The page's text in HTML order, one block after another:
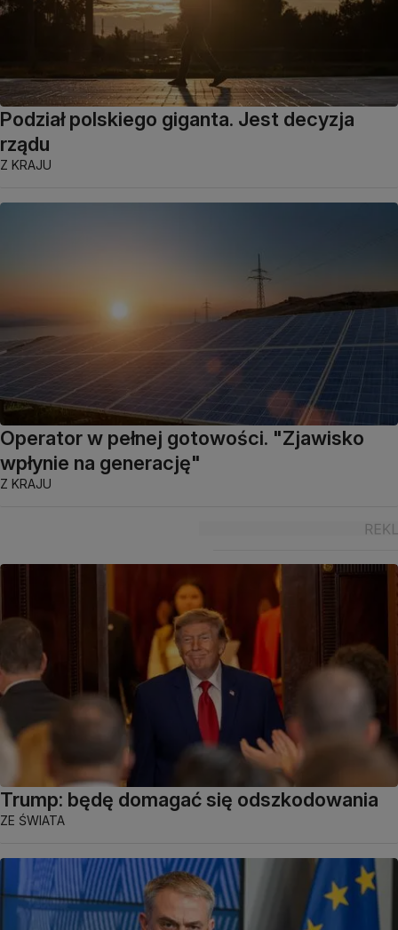
Podział polskiego giganta. Jest decyzja
rządu
Z KRAJU
Operator w pełnej gotowości. "Zjawisko
wpłynie na generację"
Z KRAJU
Trump: będę domagać się odszkodowania
ZE ŚWIATA